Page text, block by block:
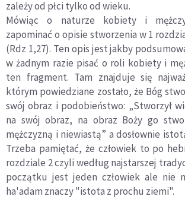
zależy od płci tylko od wieku.
Mówiąc o naturze kobiety i
zapominać o opisie stworzenia w 1
(Rdz 1,27). Ten opis jest jakby
w żadnym razie pisać o roli kobiety i
ten fragment. Tam znajduje się
którym powiedziane zostało, że Bóg
swój obraz i podobieństwo: „Stworzył
na swój obraz, na obraz Boży go
mężczyzną i niewiastą” a dosłownie
Trzeba pamiętać, że człowiek to po
rozdziale 2 czyli według najstarszej
początku jest jeden człowiek ale nie
ha'adam znaczy "istota z prochu ziemi".